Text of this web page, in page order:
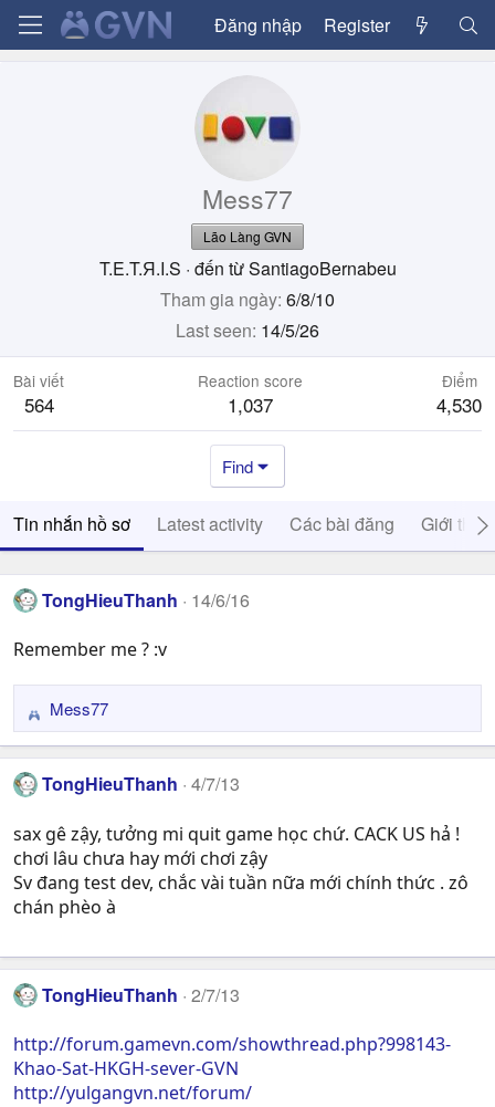
Đăng nhập Register
Mess77
Lão Làng GVN
T.E.T.Я.I.S · đến từSantiagoBernabeu
Tham gia ngày 6/8/10
Last seen 14/5/26
Bài viết
564
Reaction score
1,037
Điểm
4,530
Find
Tin nhắn hồ sơ Latest activity Các bài đăng Giới thiệu
TongHieuThanh 14/6/16
Remember me ? :v
R
e
a
c
i
o
n
s
Mess77
TongHieuThanh 4/7/13
sax gê zậy, tưởng mi quit game học chứ. CACK US hả !
chơi lâu chưa hay mới chơi zậy
Sv đang test dev, chắc vài tuần nữa mới chính thức . zô
chán phèo à
TongHieuThanh 2/7/13
http://forum.gamevn.com/showthread.php?998143-
Khao-Sat-HKGH-sever-GVN
http://yulgangvn.net/forum/